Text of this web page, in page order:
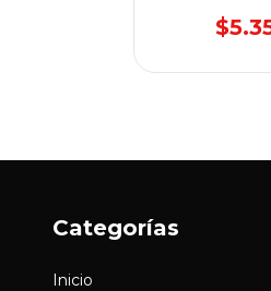
Categorías
Inicio